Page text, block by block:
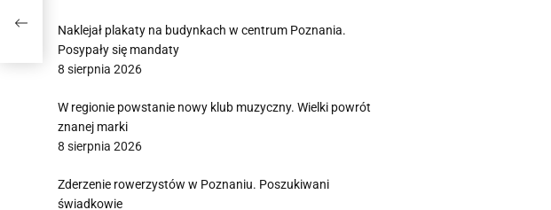
Naklejał plakaty na budynkach w centrum Poznania.
Posypały się mandaty
8 sierpnia 2026
W regionie powstanie nowy klub muzyczny. Wielki powrót
znanej marki
8 sierpnia 2026
Zderzenie rowerzystów w Poznaniu. Poszukiwani
świadkowie